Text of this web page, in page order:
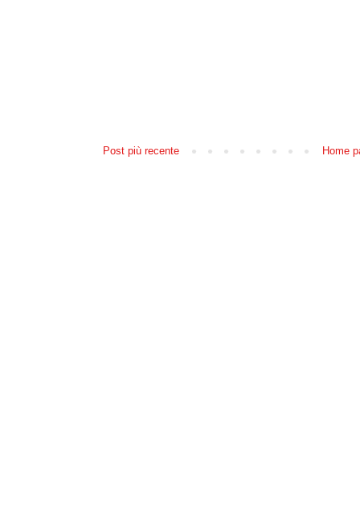
Post più recente Home